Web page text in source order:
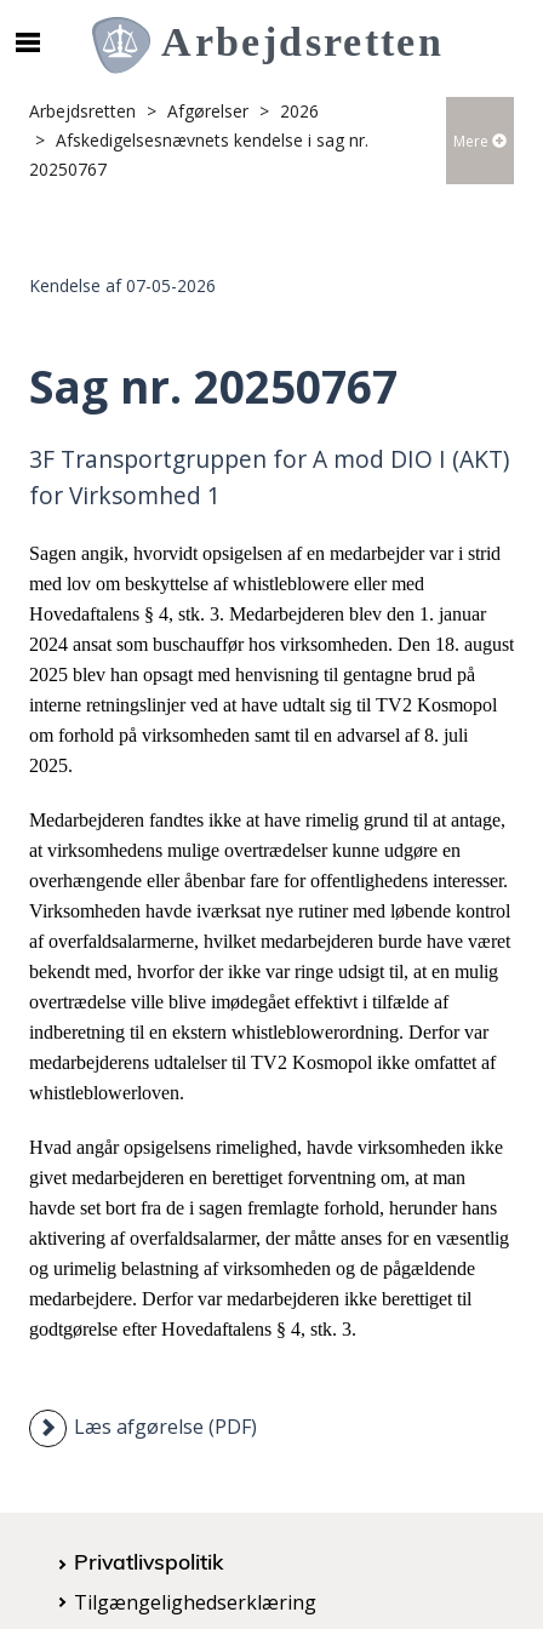
e
f
o
d
å
i
d
e
n
Arbejdsretten Afgørelser
2026
Afskedigelsesnævnets kendelse i sag nr.
20250767
Mere
Kendelse af 07-05-2026
Sag nr. 20250767
3F Transportgruppen for A mod DIO I (AKT)
for Virksomhed 1
Sagen angik, hvorvidt opsigelsen af en medarbejder var i strid
med lov om beskyttelse af whistleblowere eller med
Hovedaftalens § 4, stk. 3. Medarbejderen blev den 1. januar
2024 ansat som buschauffør hos virksomheden. Den 18. august
2025 blev han opsagt med henvisning til gentagne brud på
interne retningslinjer ved at have udtalt sig til TV2 Kosmopol
om forhold på virksomheden samt til en advarsel af 8. juli
2025.
Medarbejderen fandtes ikke at have rimelig grund til at antage,
at virksomhedens mulige overtrædelser kunne udgøre en
overhængende eller åbenbar fare for offentlighedens interesser.
Virksomheden havde iværksat nye rutiner med løbende kontrol
af overfaldsalarmerne, hvilket medarbejderen burde have været
bekendt med, hvorfor der ikke var ringe udsigt til, at en mulig
overtrædelse ville blive imødegået effektivt i tilfælde af
indberetning til en ekstern whistleblowerordning. Derfor var
medarbejderens udtalelser til TV2 Kosmopol ikke omfattet af
whistleblowerloven.
Hvad angår opsigelsens rimelighed, havde virksomheden ikke
givet medarbejderen en berettiget forventning om, at man
havde set bort fra de i sagen fremlagte forhold, herunder hans
aktivering af overfaldsalarmer, der måtte anses for en væsentlig
og urimelig belastning af virksomheden og de pågældende
medarbejdere. Derfor var medarbejderen ikke berettiget til
godtgørelse efter Hovedaftalens § 4, stk. 3.
Læs afgørelse (PDF)
Privatlivspolitik
Tilgængelighedserklæring